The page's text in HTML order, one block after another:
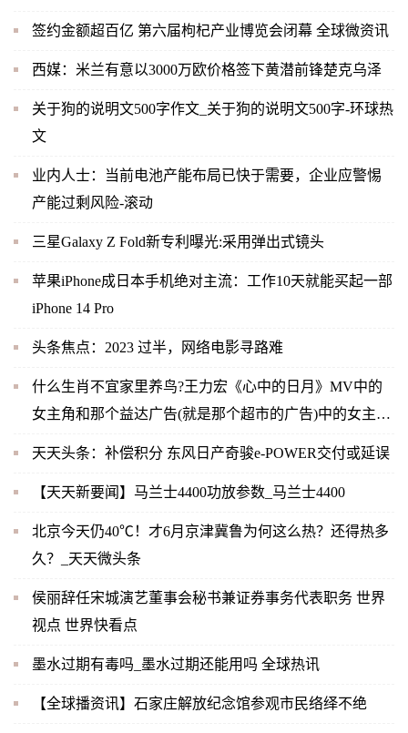
签约金额超百亿 第六届枸杞产业博览会闭幕 全球微资讯
西媒：米兰有意以3000万欧价格签下黄潜前锋楚克乌泽
关于狗的说明文500字作文_关于狗的说明文500字-环球热
文
业内人士：当前电池产能布局已快于需要，企业应警惕
产能过剩风险-滚动
三星Galaxy Z Fold新专利曝光:采用弹出式镜头
苹果iPhone成日本手机绝对主流：工作10天就能买起一部
iPhone 14 Pro
头条焦点：2023 过半，网络电影寻路难
什么生肖不宜家里养鸟?王力宏《心中的日月》MV中的
女主角和那个益达广告(就是那个超市的广告)中的女主角
天天头条：补偿积分 东风日产奇骏e-POWER交付或延误
【天天新要闻】马兰士4400功放参数_马兰士4400
北京今天仍40℃！才6月京津冀鲁为何这么热？还得热多
久？_天天微头条
侯丽辞任宋城演艺董事会秘书兼证券事务代表职务 世界
视点 世界快看点
墨水过期有毒吗_墨水过期还能用吗 全球热讯
【全球播资讯】石家庄解放纪念馆参观市民络绎不绝